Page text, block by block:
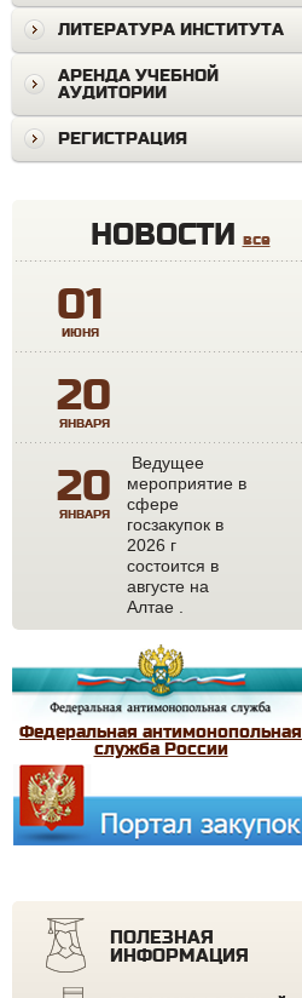
ЛИТЕРАТУРА ИНСТИТУТА
АРЕНДА УЧЕБНОЙ
АУДИТОРИИ
РЕГИСТРАЦИЯ
НОВОСТИ все
01
ИЮНЯ
20
ЯНВАРЯ
20
ЯНВАРЯ
Ведущее
мероприятие в
сфере
госзакупок в
2026 г
состоится в
августе на
Алтае .
Федеральная антимонопольная
служба России
ПОЛЕЗНАЯ
ИНФОРМАЦИЯ